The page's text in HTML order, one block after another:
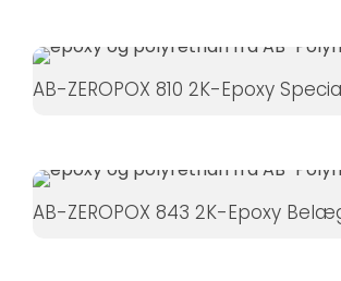
AB-ZEROPOX 810 2K-Epoxy
AB-ZEROPOX 843 2K-Epoxy
besøger
vores side,
øger du
personligt
tilpasset